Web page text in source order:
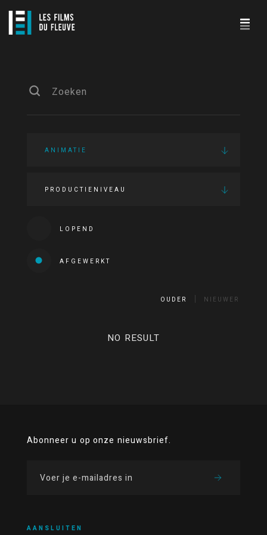
ANIMATIE
PRODUCTIENIVEAU
LOPEND
AFGEWERKT
OUDER NIEUWER
NO RESULT
Abonneer u op onze nieuwsbrief.
AANSLUITEN